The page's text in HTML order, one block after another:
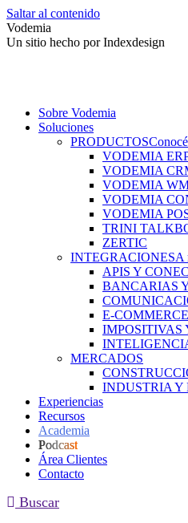
Saltar al contenido
Vodemia
Un sitio hecho por Indexdesign
Sobre Vodemia
Soluciones
PRODUCTOS
VODEMIA
VODEMIA
VODEMIA
VODEMIA
VODEMIA
TRINI
ZERTIC
INTEGRACIONESA
APIS Y
BANCARIAS
E-
IMPOSITIVAS
MERCADOS
INDUSTRIA Y
Experiencias
Recursos
Academia
Podcast
Área Clientes
Contacto
Buscar